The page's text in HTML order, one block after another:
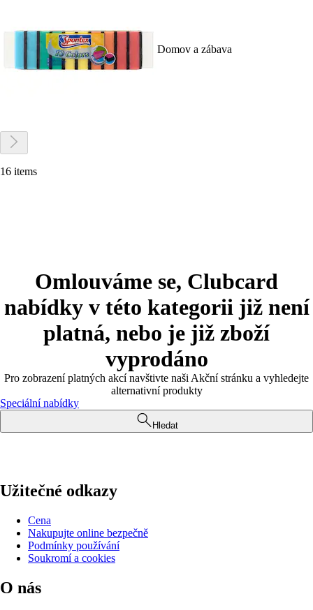
Domov a zábava
16 items
Omlouváme se, Clubcard
nabídky v této kategorii již není
platná, nebo je již zboží
vyprodáno
Pro zobrazení platných akcí navštivte naši Akční stránku a vyhledejte
alternativní produkty
Speciální nabídky
Hledat
Užitečné odkazy
Cena
Nakupujte online bezpečně
Podmínky používání
Soukromí a cookies
O nás